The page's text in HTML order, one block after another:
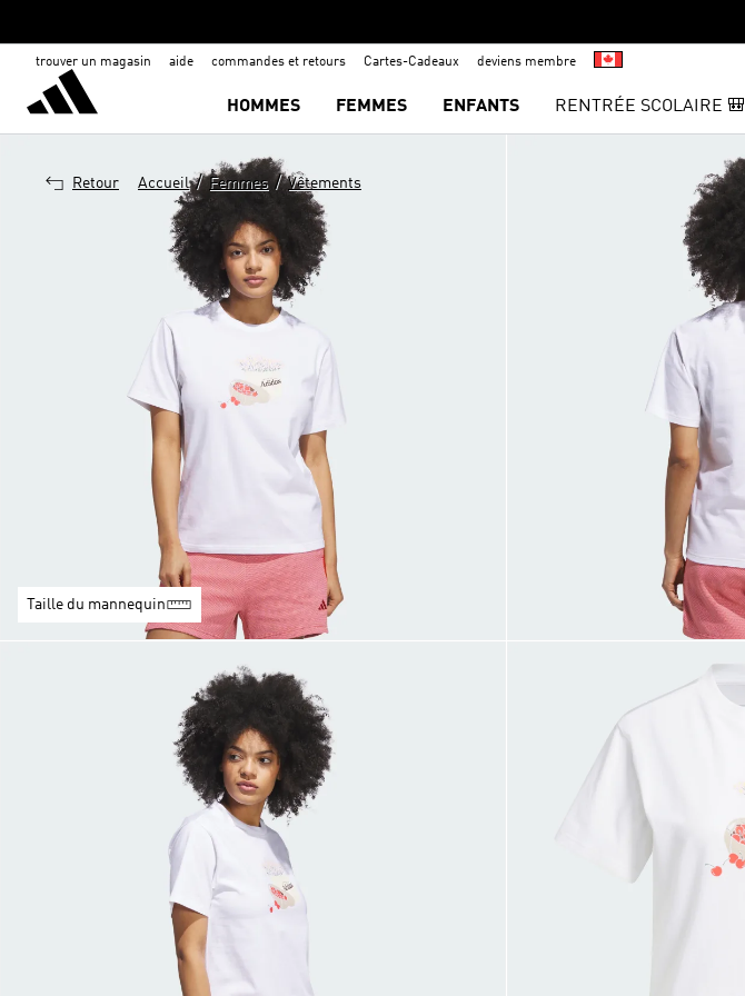
trouver un magasin aide commandes et retours Cartes-Cadeaux deviens membre
HOMMES FEMMES ENFANTS RENTRÉE SCOLAIRE 🎒
Retour Accueil / Femmes / Vêtements
Taille du mannequin